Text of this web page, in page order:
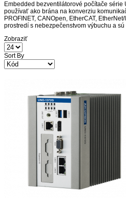
Embedded bezventilátorové počítače
používať ako brána na konverziu
PROFINET, CANOpen, EtherCAT,
prostredí s nebezpečenstvom výbuchu a
Zobraziť
Sort By